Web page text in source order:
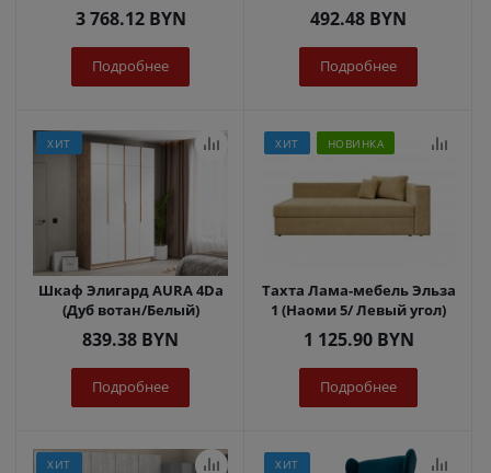
3 768.12BYN
Подробнее
492.48 BYN
Подробнее
ХИТ
Шкаф Элигард AURA 4Dа
(Дуб вотан/Белый)
839.38 BYN
Подробнее
ХИТ НОВИНКА
Тахта Лама-мебель Эльза
1 (Наоми 5/ Левый угол)
1 125.90BYN
Подробнее
ХИТ ХИТ